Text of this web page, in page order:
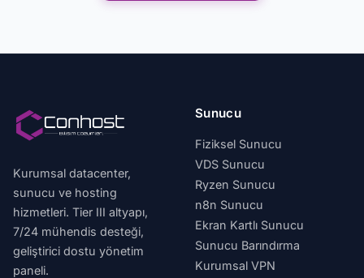
Kurumsal datacenter,
sunucu ve hosting
hizmetleri. Tier III altyapı,
7/24 mühendis desteği,
geliştirici dostu yönetim
paneli.
Sunucu
Fiziksel Sunucu
VDS Sunucu
Ryzen Sunucu
n8n Sunucu
Ekran Kartlı Sunucu
Sunucu Barındırma
Kurumsal VPN